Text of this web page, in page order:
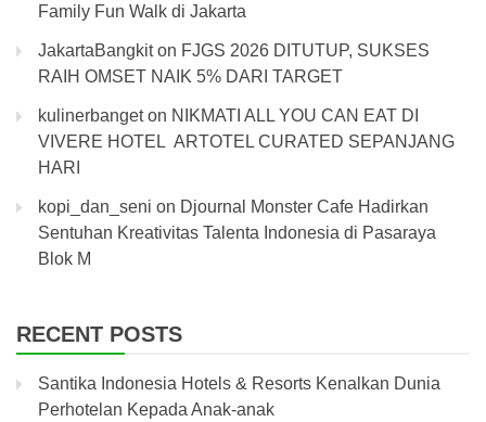
Family Fun Walk di Jakarta
JakartaBangkiton FJGS 2026 DITUTUP, SUKSES
RAIH OMSET NAIK 5% DARI TARGET
kulinerbangeton NIKMATI ALL YOU CAN EAT DI
VIVERE HOTEL ARTOTEL CURATED SEPANJANG
HARI
kopi_dan_seni on Djournal Monster Cafe Hadirkan
Sentuhan Kreativitas Talenta Indonesia di Pasaraya
Blok M
RECENT POSTS
Santika Indonesia Hotels & Resorts Kenalkan Dunia
Perhotelan Kepada Anak-anak